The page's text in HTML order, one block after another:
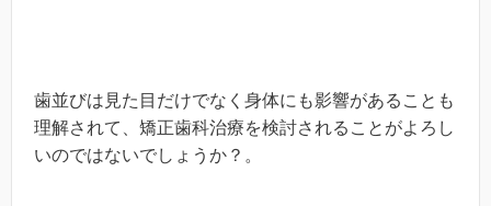
歯並びは見た目だけでなく身体にも影響があることも
理解されて、矯正歯科治療を検討されることがよろし
いのではないでしょうか？。